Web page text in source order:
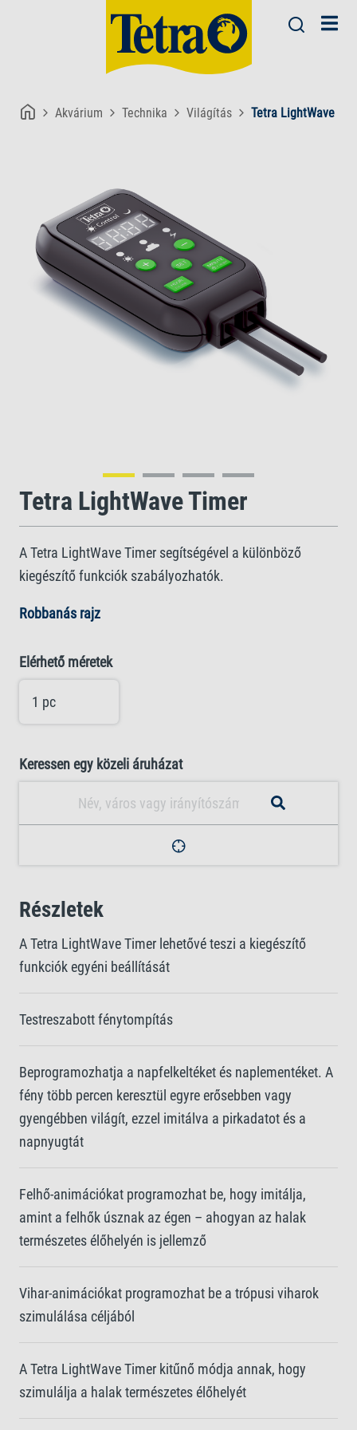
Akvárium Technika Világítás Tetra LightWave
Tetra LightWave Timer
A Tetra LightWave Timer segítségével a különböző
kiegészítő funkciók szabályozhatók.
Robbanás rajz
Elérhető méretek
1 pc
Keressen egy közeli áruházat
Részletek
A Tetra LightWave Timer lehetővé teszi a kiegészítő
funkciók egyéni beállítását
Testreszabott fénytompítás
Beprogramozhatja a napfelkeltéket és naplementéket. A
fény több percen keresztül egyre erősebben vagy
gyengébben világít, ezzel imitálva a pirkadatot és a
napnyugtát
Felhő-animációkat programozhat be, hogy imitálja,
amint a felhők úsznak az égen – ahogyan az halak
természetes élőhelyén is jellemző
Vihar-animációkat programozhat be a trópusi viharok
szimulálása céljából
A Tetra LightWave Timer kitűnő módja annak, hogy
szimulálja a halak természetes élőhelyét